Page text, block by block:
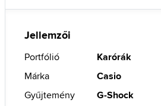
Jellemzői
Portfólió
Karórák
Márka
Casio
Gyűjtemény
G-Shock